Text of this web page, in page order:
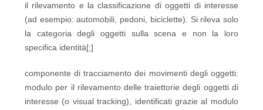
il rilevamento e la classificazione di oggetti di interesse
(ad esempio: automobili, pedoni, biciclette). Si rileva solo
la categoria degli oggetti sulla scena e non la loro
specifica identità[;]
componente di tracciamento dei movimenti degli oggetti:
modulo per il rilevamento delle traiettorie degli oggetti di
interesse (o visual tracking), identificati grazie al modulo